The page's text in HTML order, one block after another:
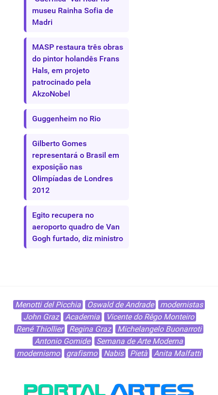
museu Rainha Sofia de
Madri
MASP restaura três obras
do pintor holandês Frans
Hals, em projeto
patrocinado pela
AkzoNobel
Guggenheim no Rio
Gilberto Gomes
representará o Brasil em
exposição nas
Olimpíadas de Londres
2012
Egito recupera no
aeroporto quadro de Van
Gogh furtado, diz ministro
Menotti del Picchia Oswald de Andrade
modernistas
John Graz
Academia
Vicente do Rêgo Monteiro
René Thiollier
Regina Graz
Michelangelo Buonarroti
Antonio Gomide
Semana de Arte Moderna
modernismo
grafismo Nabis Pietà Anita Malfatti